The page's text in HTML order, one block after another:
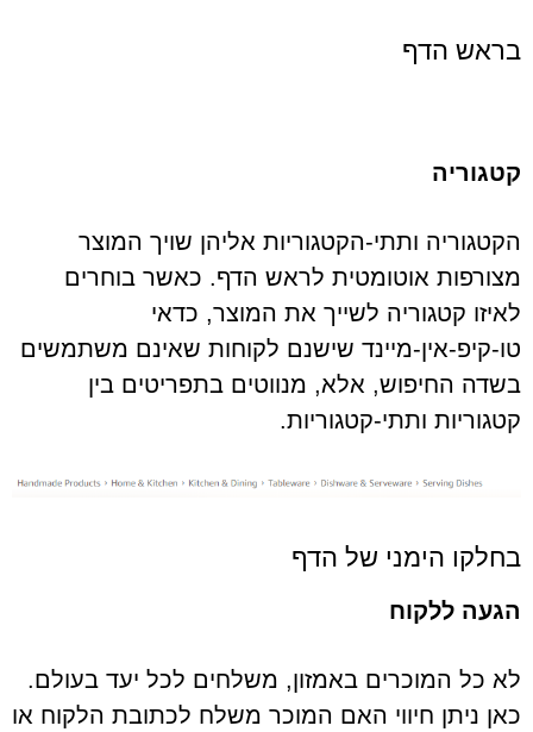
בראש הדף
קטגוריה
הקטגוריה ותתי-הקטגוריות אליהן שויך המוצר
מצורפות אוטומטית לראש הדף. כאשר בוחרים
לאיזו קטגוריה לשייך את המוצר, כדאי
טו-קיפ-אין-מיינד שישנם לקוחות שאינם משתמשים
בשדה החיפוש, אלא, מנווטים בתפריטים בין
קטגוריות ותתי-קטגוריות.
בחלקו הימני של הדף
הגעה ללקוח
לא כל המוכרים באמזון, משלחים לכל יעד בעולם.
כאן ניתן חיווי האם המוכר משלח לכתובת הלקוח או